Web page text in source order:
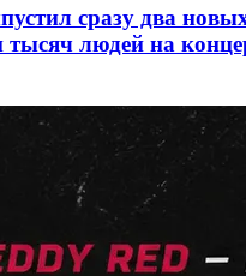
сразу два
тысяч людей на